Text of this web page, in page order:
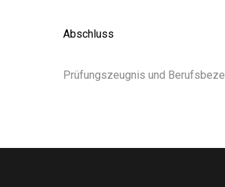
Abschluss
Prüfungszeugnis und